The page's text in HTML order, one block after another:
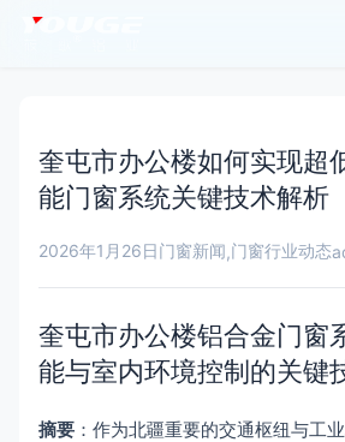
奎屯市办公楼如何实现超
能门窗系统关键技术解析
2026年1月26日门窗新闻,门窗行业动态
奎屯市办公楼铝合金门窗
能与室内环境控制的关键
摘要 ：作为北疆重要的交通枢纽与工